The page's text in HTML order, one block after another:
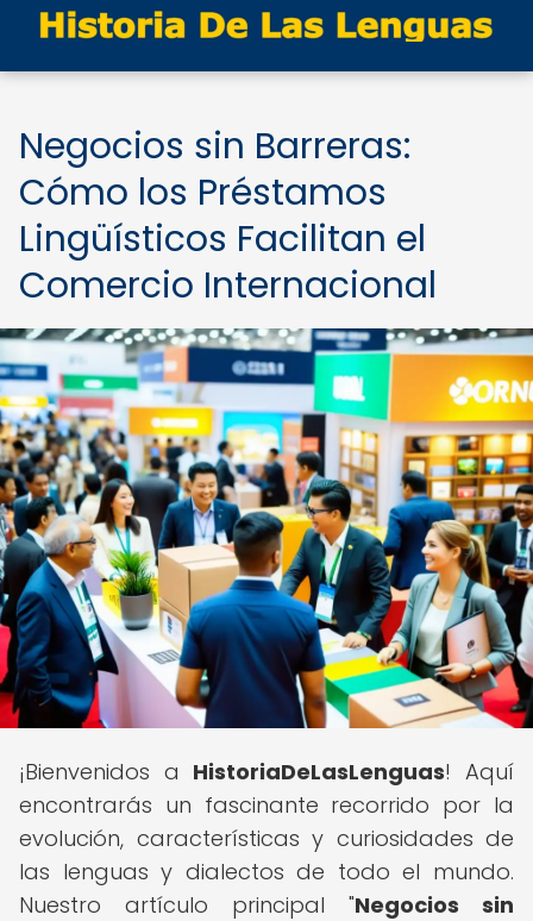
Negocios sin Barreras:
Cómo los Préstamos
Lingüísticos Facilitan el
Comercio Internacional
¡Bienvenidos a HistoriaDeLasLenguas! Aquí
encontrarás un fascinante recorrido por la
evolución, características y curiosidades de
las lenguas y dialectos de todo el mundo.
Nuestro artículo principal "Negocios sin